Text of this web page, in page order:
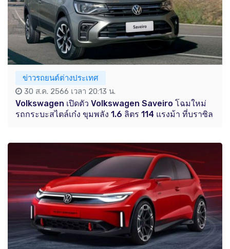
ข่าวรถยนต์ต่างประเทศ
30 ส.ค. 2566 เวลา 20:13 น.
Volkswagen เปิดตัว Volkswagen Saveiro โฉมใหม่
รถกระบะสไตล์เก๋ง ขุมพลัง 1.6 ลิตร 114 แรงม้า ที่บราซิล